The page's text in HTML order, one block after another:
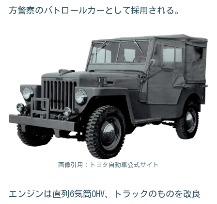
方警察のパトロールカーとして採用される。
画像引用：トヨタ自動車公式サイト
エンジンは直列6気筒OHV、トラックのものを改良